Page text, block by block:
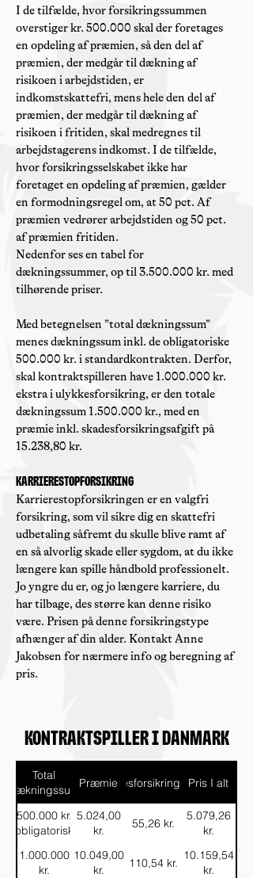
I de tilfælde, hvor forsikringssummen
overstiger kr. 500.000 skal der foretages
en opdeling af præmien, så den del af
præmien, der medgår til dækning af
risikoen i arbejdstiden, er
indkomstskattefri, mens hele den del af
præmien, der medgår til dækning af
risikoen i fritiden, skal medregnes til
arbejdstagerens indkomst. I de tilfælde,
hvor forsikringsselskabet ikke har
foretaget en opdeling af præmien, gælder
en formodningsregel om, at 50 pct. Af
præmien vedrører arbejdstiden og 50 pct.
af præmien fritiden.
Nedenfor ses en tabel for
dækningssummer, op til 3.500.000 kr. med
tilhørende priser.
Med betegnelsen ”total dækningssum”
menes dækningssum inkl. de obligatoriske
500.000 kr. i standardkontrakten. Derfor,
skal kontraktspilleren have 1.000.000 kr.
ekstra i ulykkesforsikring, er den totale
dækningssum 1.500.000 kr., med en
præmie inkl. skadesforsikringsafgift på
15.238,80 kr.
Karrierestopforsikring
Karrierestopforsikringen er en valgfri
forsikring, som vil sikre dig en skattefri
udbetaling såfremt du skulle blive ramt af
en så alvorlig skade eller sygdom, at du ikke
længere kan spille håndbold professionelt.
Jo yngre du er, og jo længere karriere, du
har tilbage, des større kan denne risiko
være. Prisen på denne forsikringstype
afhænger af din alder. Kontakt Anne
Jakobsen for nærmere info og beregning af
pris.
Kontraktspiller i Danmark
Total
dækningssum
Præmie
SkadesforsikringsafgiftPris I alt
500.000 kr.
(obligatorisk)
5.024,00
kr.
55,26 kr.
5.079,26
kr.
1.000.000
kr.
10.049,00
kr.
110,54 kr.
10.159,54
kr.